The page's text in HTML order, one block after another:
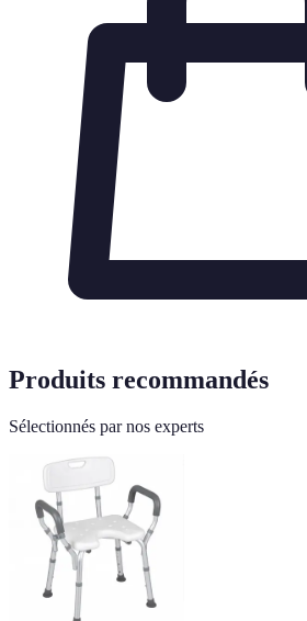
Produits recommandés
Sélectionnés par nos experts